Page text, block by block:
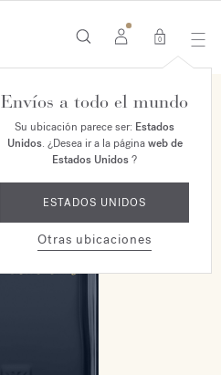
0
Envíos a todo el mundo
Su ubicación parece ser: Estados
Unidos. ¿Desea ir a la páginaweb de
Estados Unidos?
ESTADOS UNIDOS
Otras ubicaciones